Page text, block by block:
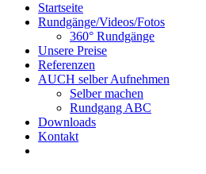
Startseite
Rundgänge/Videos/Fotos
360° Rundgänge
Unsere Preise
Referenzen
AUCH selber Aufnehmen
Selber machen
Rundgang ABC
Downloads
Kontakt